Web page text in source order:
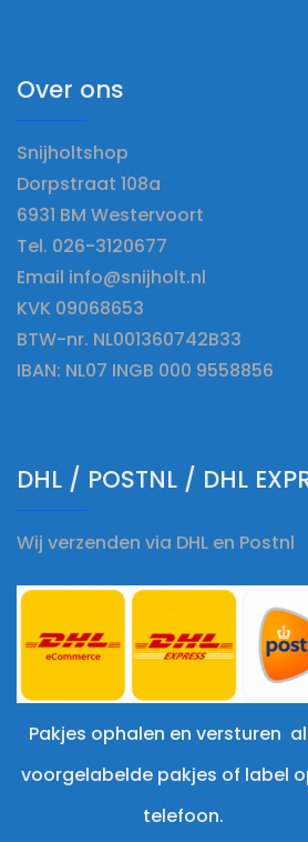
Over ons
Snijholtshop
Dorpstraat 108a
6931 BM Westervoort
Tel. 026-3120677
Email info@snijholt.nl
KVK 09068653
BTW-nr. NL001360742B33
IBAN: NL07 INGB 000 9558856
DHL / POSTNL / DHL
Wij verzenden via DHL en Postnl
Pakjes ophalen en versturen
voorgelabelde pakjes of label
telefoon.